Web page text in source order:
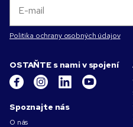
Politika ochrany osobných údajov
OSTAŇTE s nami v spojení
Spoznajte nás
O nás